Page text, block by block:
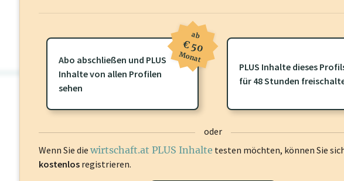
Für dieses Profil gibt es zusätzliche wirtschaft.at PLUS Inhaltedie Sie
frei oder loggen Sie sich ein um diese Inhalte zu sehen.
Abo abschließen und PLUS
Inhalte von allen Profilen
sehen
ab
€ 50
Monat
PLUS Inhalte dieses
für 48 Stunden
oder
Wenn Sie die wirtschaft.at PLUS Inhalte testen möchten, können Sie
kostenlos registrieren.